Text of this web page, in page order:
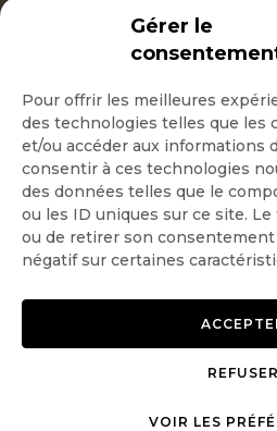
Gérer le
Pour offrir les meilleures
des technologies telles que les
et/ou accéder aux informations
consentir à ces technologies
des données telles que le
ou les ID uniques sur ce site.
ou de retirer son
négatif sur certaines
REFUSER
VOIR LES
INSCRIPTION
Quotidienne
Hebdo
OK